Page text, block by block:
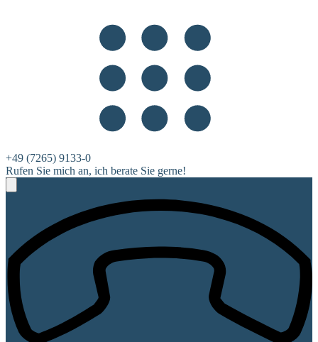
+49 (7265) 9133-0
Rufen Sie mich an, ich berate Sie gerne!